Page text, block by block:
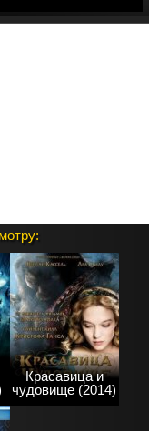
Красавица и
чудовище (2014)